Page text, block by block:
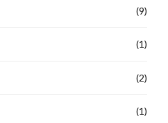
(9)
(1)
(2)
(1)